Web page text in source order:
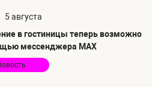
5 августа
в гостиницы теперь возможно
мессенджера MAX